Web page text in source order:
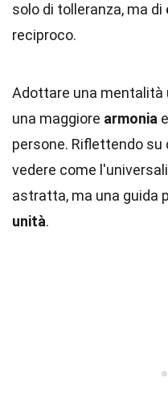
solo di tolleranza, ma di
reciproco.
Adottare una mentalità
una maggiore armonia e
persone. Riflettendo
vedere come
astratta, ma una guida
unità.